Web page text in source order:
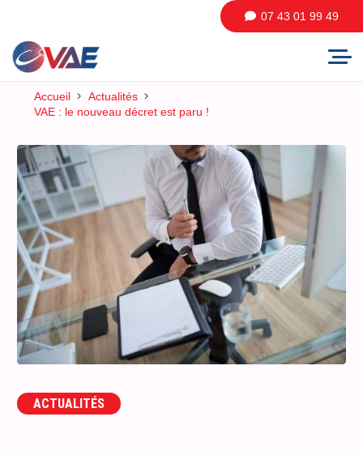
07 43 01 99 49
Accueil
Actualités
VAE : le nouveau décret est paru !
ACTUALITÉS